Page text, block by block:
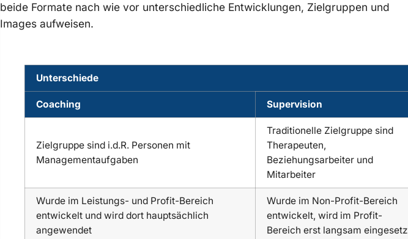
beide Formate nach wie vor unterschiedliche Entwicklungen, Zielgruppen und
Images aufweisen.
Unterschiede
Coaching Supervision
Zielgruppe sind i.d.R. Personen mit
Managementaufgaben
Traditionelle Zielgruppe sind
Therapeuten,
Beziehungsarbeiter und
Mitarbeiter
Wurde im Leistungs- und Profit-Bereich
entwickelt und wird dort hauptsächlich
angewendet
Wurde im Non-Profit-Bereich
entwickelt, wird im Profit-
Bereich erst langsam